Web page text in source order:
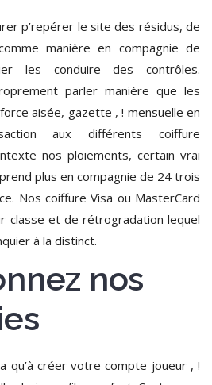
p’repérer le site des résidus, de
manière en compagnie de
les conduire des contrôles.
parler manière que les
aisée, gazette , ! mensuelle en
aux différents coiffure
nos ploiements, certain vrai
plus en compagnie de 24 trois
Nos coiffure Visa ou MasterCard
classe et de rétrogradation lequel
à la distinct.
nos
qu’à créer votre compte joueur , !